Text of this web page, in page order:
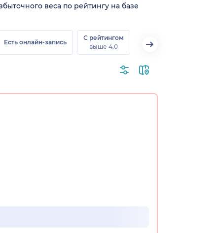
веса по рейтингу на базе
Есть онлайн-запись
С рейтингом
выше 4.0